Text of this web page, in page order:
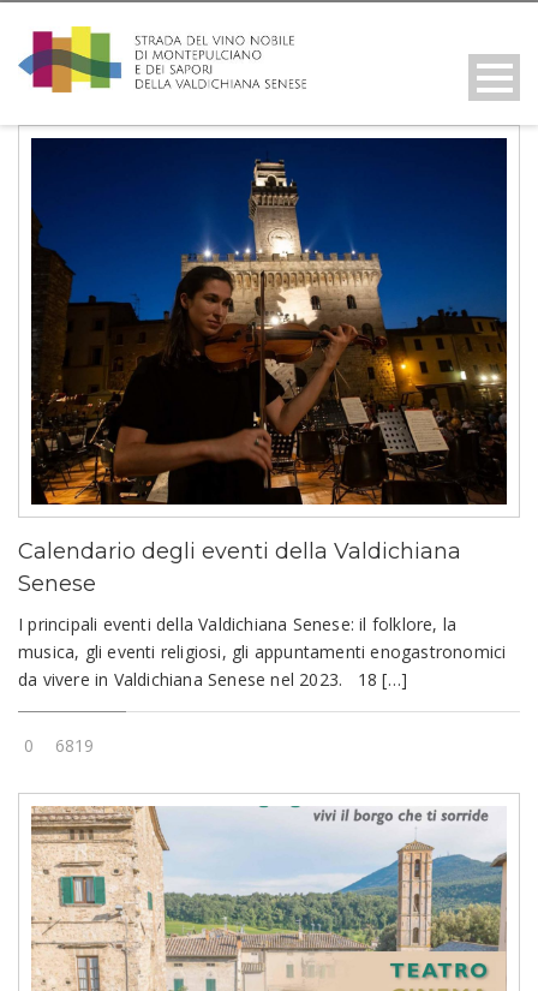
Calendario degli eventi della Valdichiana
Senese
I principali eventi della Valdichiana Senese: il folklore, la
musica, gli eventi religiosi, gli appuntamenti enogastronomici
da vivere in Valdichiana Senese nel 2023. 18 […]
0 6819